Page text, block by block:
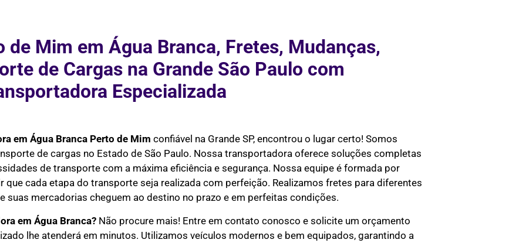
Mim em Água Branca, Fretes, Mudanças,
de Cargas na Grande São Paulo com
Especializada
em Água Branca Perto de Mim confiável na Grande SP, encontrou o lugar certo! Somos
de cargas no Estado de São Paulo. Nossa transportadora oferece soluções completas
de transporte com a máxima eficiência e segurança. Nossa equipe é formada por
cada etapa do transporte seja realizada com perfeição. Realizamos fretes para diferentes
suas mercadorias cheguem ao destino no prazo e em perfeitas condições.
em Água Branca? Não procure mais! Entre em contato conosco e solicite um orçamento
lhe atenderá em minutos. Utilizamos veículos modernos e bem equipados, garantindo a